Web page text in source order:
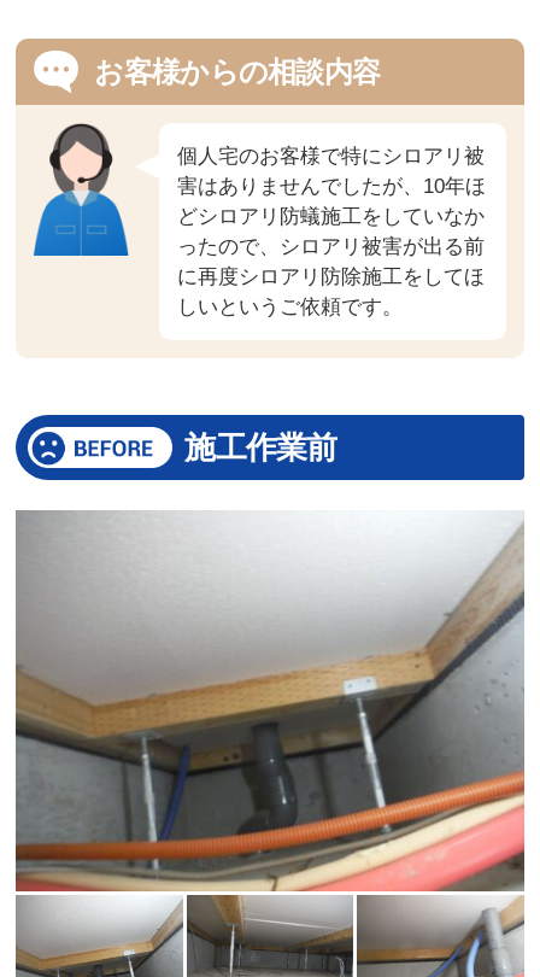
お客様からの相談内容
個人宅のお客様で特にシロアリ被
害はありませんでしたが、10年ほ
どシロアリ防蟻施工をしていなか
ったので、シロアリ被害が出る前
に再度シロアリ防除施工をしてほ
しいというご依頼です。
施工作業前